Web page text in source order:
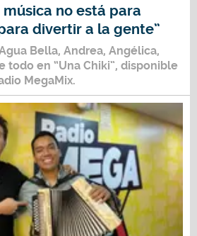
no está para
divertir a la gente”
Bella, Andrea, Angélica,
todo en “Una Chiki”, disponible
MegaMix.